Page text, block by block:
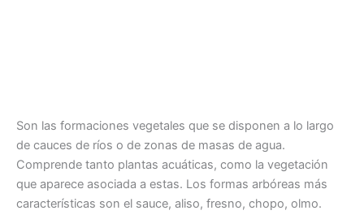
Son las formaciones vegetales que se disponen a lo largo
de cauces de ríos o de zonas de masas de agua.
Comprende tanto plantas acuáticas, como la vegetación
que aparece asociada a estas. Los formas arbóreas más
características son el sauce, aliso, fresno, chopo, olmo.